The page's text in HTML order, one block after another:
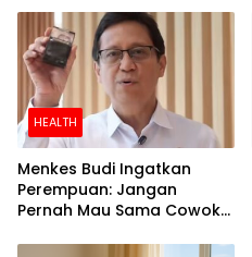
HEALTH
Menkes Budi Ingatkan
Perempuan: Jangan
Pernah Mau Sama Cowok